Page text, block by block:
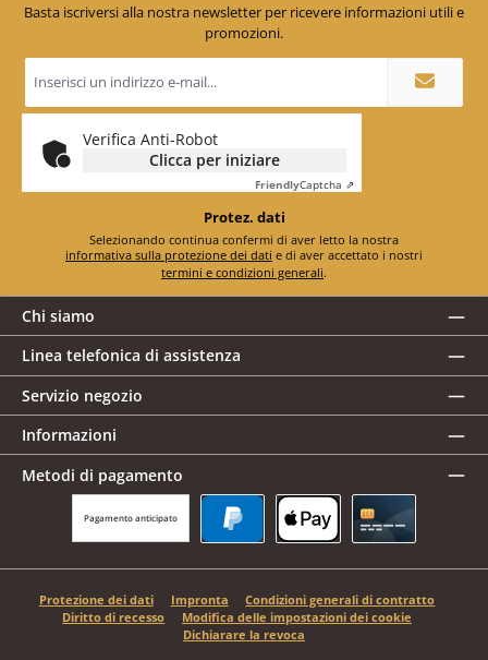
Basta iscriversi alla nostra newsletter per ricevere informazioni utili e
promozioni.
*
Verifica Anti-Robot
Clicca per iniziare
FriendlyCaptcha ⇗
Protez. dati
informativa sulla protezione dei dati
termini e condizioni generali.
Chi siamo
Linea telefonica di assistenza
Servizio negozio
Informazioni
Metodi di pagamento
Pagamento anticipato
Protezione dei dati Impronta
Condizioni generali di contratto
Diritto di recesso
Modifica delle impostazioni dei cookie
Dichiarare la revoca